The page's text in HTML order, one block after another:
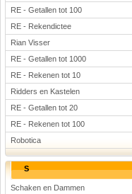
RE - Getallen tot 100
RE - Rekendictee
Rian Visser
RE - Getallen tot 1000
RE - Rekenen tot 10
Ridders en Kastelen
RE - Getallen tot 20
RE - Rekenen tot 100
Robotica
S
Schaken en Dammen